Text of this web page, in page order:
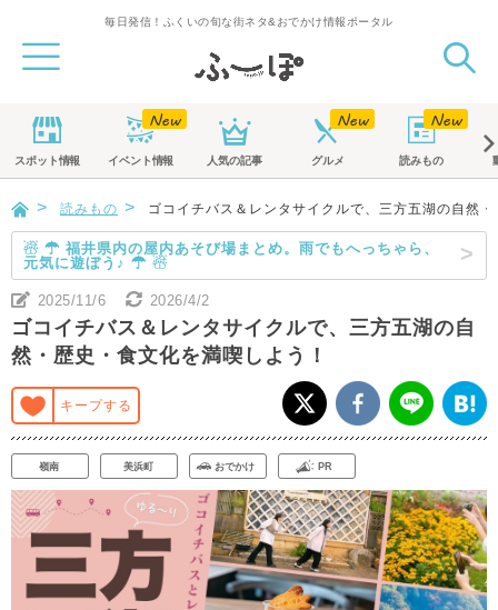
毎日発信！ふくいの旬な街ネタ&おでかけ情報ポータル
スポット情報 イベント情報 人気の記事 グルメ 読みもの
読みもの ゴコイチバス＆レンタサイクルで、三方五湖の自然
☃ ☂ 福井県内の屋内あそび場まとめ。雨でもへっちゃら、
元気に遊ぼう♪ ☂ ☃
2025/11/6 2026/4/2
ゴコイチバス＆レンタサイクルで、三方五湖の自
然・歴史・食文化を満喫しよう！
キープする
嶺南 美浜町 おでかけ PR